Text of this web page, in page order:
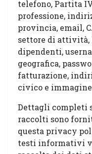
telefono, Partita
professione,
provincia, email,
settore di attività,
dipendenti,
geografica,
fatturazione,
civico e
Dettagli completi
raccolti sono
questa privacy
testi informativi